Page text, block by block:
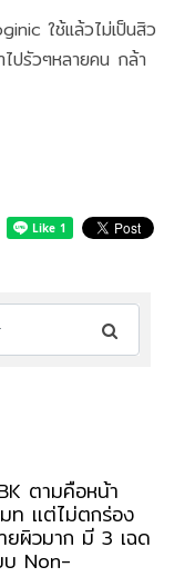
ใช้เเล้วไม่เป็นสิว
ปรัวๆหลายคน กล้า
ตามคือหน้า
เเต่ไม่ตกร่อง
ยผิวมาก มี 3 เฉด
บ Non-